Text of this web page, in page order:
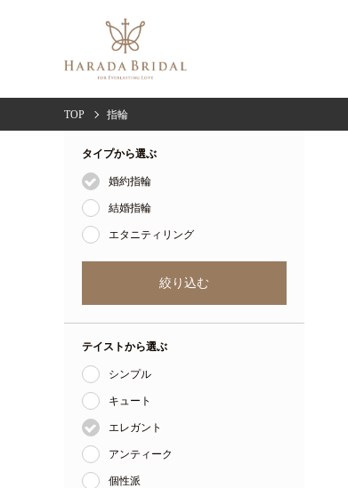
TOP 指輪
タイプから選ぶ
婚約指輪
結婚指輪
エタニティリング
テイストから選ぶ
シンプル
キュート
エレガント
アンティーク
個性派